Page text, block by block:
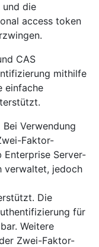
und die
access token
CAS
mithilfe
einfache
Bei Verwendung
Faktor-
Server-
verwaltet, jedoch
Die
für
Weitere
Zwei-Faktor-